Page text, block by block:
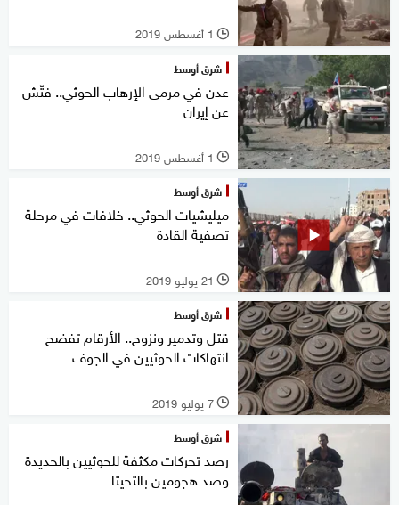
l 1 أغسطس 2019
شرق أوسط
عدن في مرمى الإرهاب الحوثي.. فتّش
عن إيران
l 1 أغسطس 2019
شرق أوسط
ميليشيات الحوثي.. خلافات في مرحلة
تصفية القادة
l 21 يوليو 2019
شرق أوسط
قتل وتدمير ونزوح.. الأرقام تفضح
انتهاكات الحوثيين في الجوف
l 7 يوليو 2019
شرق أوسط
رصد تحركات مكثفة للحوثيين بالحديدة
وصد هجومين بالتحيتا